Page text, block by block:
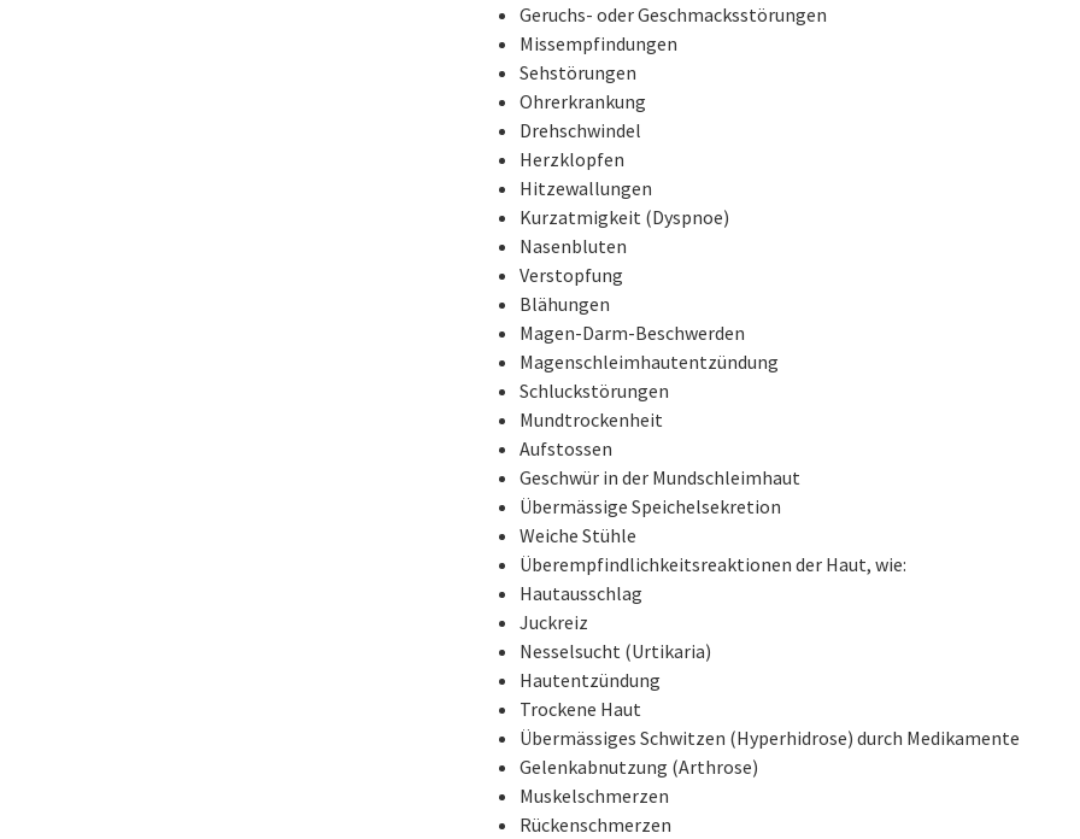
Geruchs- oder Geschmacksstörungen
Missempfindungen
Sehstörungen
Ohrerkrankung
Drehschwindel
Herzklopfen
Hitzewallungen
Kurzatmigkeit (Dyspnoe)
Nasenbluten
Verstopfung
Blähungen
Magen-Darm-Beschwerden
Magenschleimhautentzündung
Schluckstörungen
Mundtrockenheit
Aufstossen
Geschwür in der Mundschleimhaut
Übermässige Speichelsekretion
Weiche Stühle
Überempfindlichkeitsreaktionen der Haut, wie:
Hautausschlag
Juckreiz
Nesselsucht (Urtikaria)
Hautentzündung
Trockene Haut
Übermässiges Schwitzen (Hyperhidrose) durch Medikamente
Gelenkabnutzung (Arthrose)
Muskelschmerzen
Rückenschmerzen